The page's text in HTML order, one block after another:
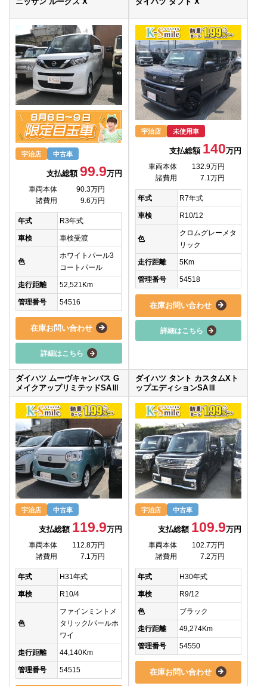
宇治店 中古車
支払総額 99.9万円
車両本体
90.3万円
諸費用
9.6万円
年式 R3年式
車検 車検受渡
色
ホワイトパール3
コートパール
走行距離 52,521Km
管理番号 54516
在庫お問い合わせ
詳細はこちら
宇治店 未使用車
支払総額 140万円
車両本体
132.9万円
諸費用
7.1万円
年式 R7年式
車検 R10/12
色
クロムグレーメタ
リック
走行距離 5Km
管理番号 54518
在庫お問い合わせ
詳細はこちら
ダイハツ ムーヴキャンバス G
メイクアップリミテッドSAⅢ
宇治店 中古車
支払総額 119.9万円
車両本体
112.8万円
諸費用
7.1万円
年式 H31年式
車検 R10/4
色
ファインミントメ
タリック/パールホ
ワイ
走行距離 44,140Km
管理番号 54515
ダイハツ タント カスタムXト
ップエディションSAⅢ
宇治店 中古車
支払総額 109.9万円
車両本体
102.7万円
諸費用
7.2万円
年式 H30年式
車検 R9/12
色 ブラック
走行距離 49,274Km
管理番号 54550
在庫お問い合わせ